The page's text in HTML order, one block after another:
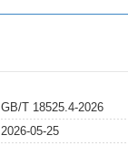
GB/T 18525.4-2026
2026-05-25